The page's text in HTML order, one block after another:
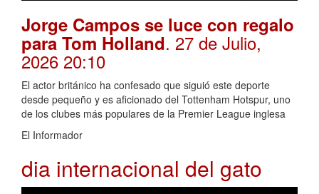
Jorge Campos se luce con regalo
para Tom Holland. 27 de Julio,
2026 20:10
El actor británico ha confesado que siguió este deporte
desde pequeño y es aficionado del Tottenham Hotspur, uno
de los clubes más populares de la Premier League inglesa
El Informador
dia internacional del gato